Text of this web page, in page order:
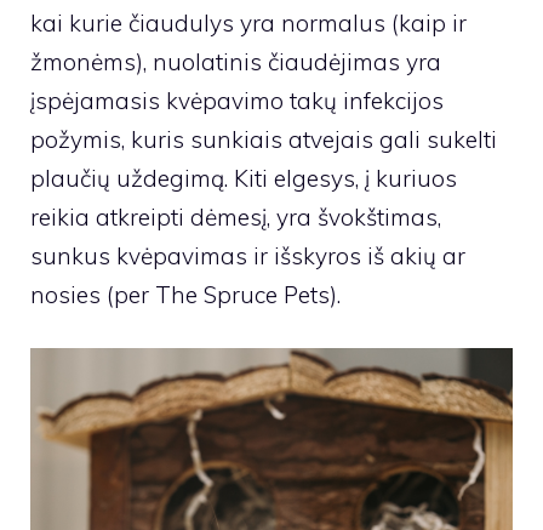
kai kurie čiaudulys yra normalus (kaip ir
žmonėms), nuolatinis čiaudėjimas yra
įspėjamasis kvėpavimo takų infekcijos
požymis, kuris sunkiais atvejais gali sukelti
plaučių uždegimą. Kiti elgesys, į kuriuos
reikia atkreipti dėmesį, yra švokštimas,
sunkus kvėpavimas ir išskyros iš akių ar
nosies (per The Spruce Pets).